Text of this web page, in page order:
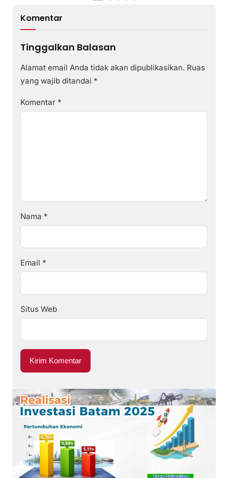
Komentar
Tinggalkan Balasan
Alamat email Anda tidak akan dipublikasikan. Ruas
yang wajib ditandai *
Komentar *
Nama *
Email *
Situs Web